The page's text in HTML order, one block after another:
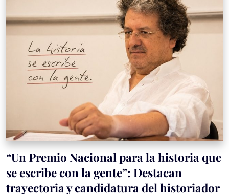
“Un Premio Nacional para la historia que
se escribe con la gente”: Destacan
trayectoria y candidatura del historiador